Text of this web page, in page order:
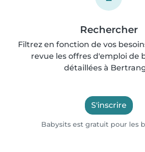
Rechercher
Filtrez en fonction de vos
revue les offres d'emploi de
détaillées à
S'inscrire
Babysits est gratuit pour les